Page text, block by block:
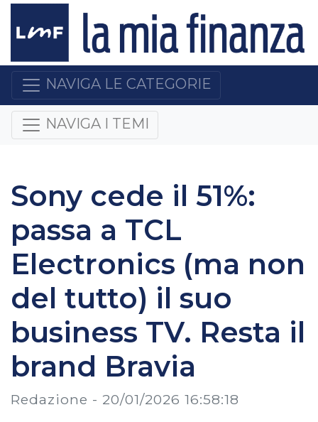
NAVIGA LE CATEGORIE
NAVIGA I TEMI
Sony cede il 51%:
passa a TCL
Electronics (ma non
del tutto) il suo
business TV. Resta il
brand Bravia
Redazione - 20/01/2026 16:58:18